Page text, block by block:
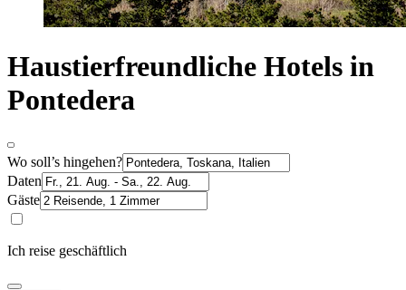
Haustierfreundliche Hotels in
Pontedera
Wo soll’s hingehen?
Daten
Gäste
Ich reise geschäftlich